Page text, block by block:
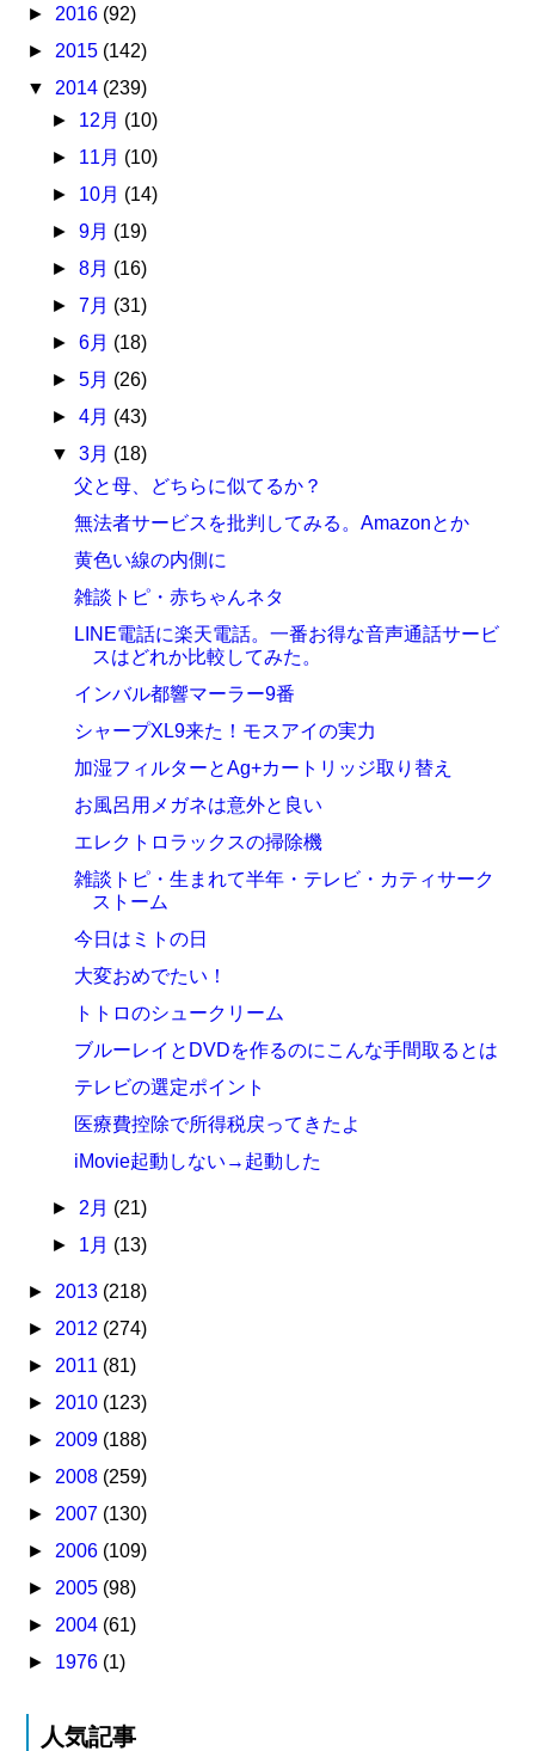
► 2016 (92)
► 2015 (142)
▼ 2014 (239)
► 12月 (10)
► 11月 (10)
► 10月 (14)
► 9月 (19)
► 8月 (16)
► 7月 (31)
► 6月 (18)
► 5月 (26)
► 4月 (43)
▼ 3月 (18)
父と母、どちらに似てるか？
無法者サービスを批判してみる。Amazonとか
黄色い線の内側に
雑談トピ・赤ちゃんネタ
LINE電話に楽天電話。一番お得な音声通話サービ
スはどれか比較してみた。
インバル都響マーラー9番
シャープXL9来た！モスアイの実力
加湿フィルターとAg+カートリッジ取り替え
お風呂用メガネは意外と良い
エレクトロラックスの掃除機
雑談トピ・生まれて半年・テレビ・カティサーク
ストーム
今日はミトの日
大変おめでたい！
トトロのシュークリーム
ブルーレイとDVDを作るのにこんな手間取るとは
テレビの選定ポイント
医療費控除で所得税戻ってきたよ
iMovie起動しない→起動した
► 2月 (21)
► 1月 (13)
► 2013 (218)
► 2012 (274)
► 2011 (81)
► 2010 (123)
► 2009 (188)
► 2008 (259)
► 2007 (130)
► 2006 (109)
► 2005 (98)
► 2004 (61)
► 1976 (1)
人気記事